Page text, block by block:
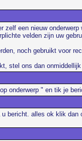
een nieuw
velden zijn uw
noch gebruikt voor
stel ons dan onmiddellijk
onderwerp " en tik je
bericht. alles ok klik